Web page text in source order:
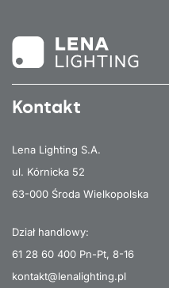
Kontakt
Lena Lighting S.A.
ul. Kórnicka 52
63-000 Środa Wielkopolska
Dział handlowy:
61 28 60 400 Pn-Pt, 8-16
kontakt@lenalighting.pl